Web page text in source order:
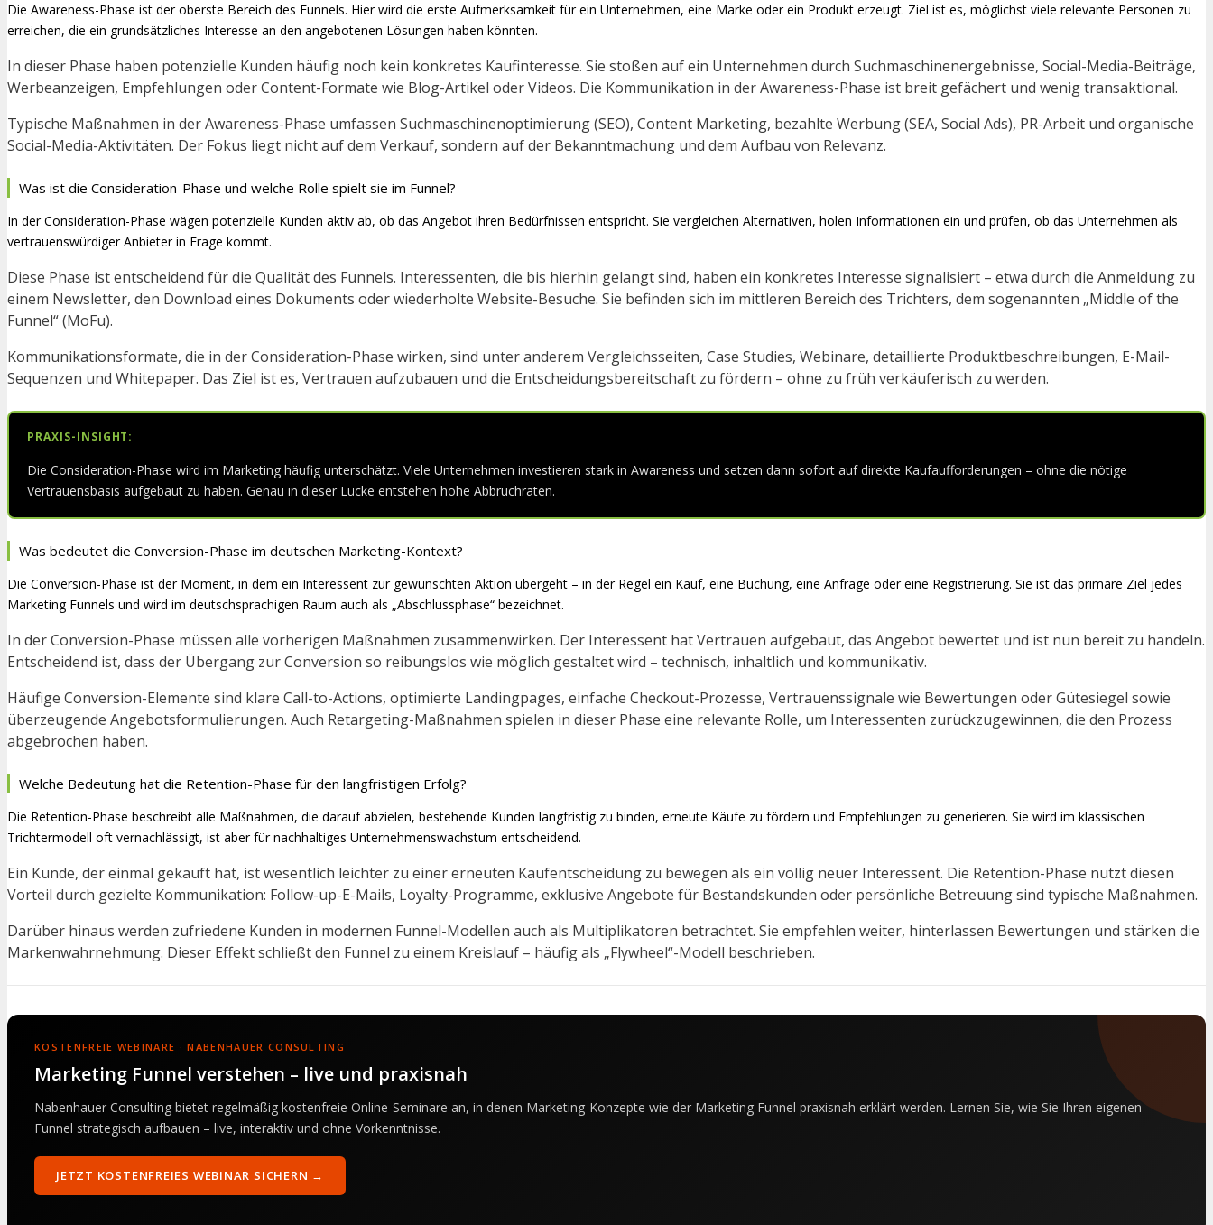
Die Awareness-Phase ist der oberste Bereich des Funnels. Hier wird die erste Aufmerksamkeit für ein Unternehmen, eine Marke oder ein Produkt erzeugt. Ziel ist es, möglichst viele relevante Personen zu
erreichen, die ein grundsätzliches Interesse an den angebotenen Lösungen haben könnten.
In dieser Phase haben potenzielle Kunden häufig noch kein konkretes Kaufinteresse. Sie stoßen auf ein Unternehmen durch Suchmaschinenergebnisse, Social-Media-Beiträge,
Werbeanzeigen, Empfehlungen oder Content-Formate wie Blog-Artikel oder Videos. Die Kommunikation in der Awareness-Phase ist breit gefächert und wenig transaktional.
Typische Maßnahmen in der Awareness-Phase umfassen Suchmaschinenoptimierung (SEO), Content Marketing, bezahlte Werbung (SEA, Social Ads), PR-Arbeit und organische
Social-Media-Aktivitäten. Der Fokus liegt nicht auf dem Verkauf, sondern auf der Bekanntmachung und dem Aufbau von Relevanz.
Was ist die Consideration-Phase und welche Rolle spielt sie im Funnel?
In der Consideration-Phase wägen potenzielle Kunden aktiv ab, ob das Angebot ihren Bedürfnissen entspricht. Sie vergleichen Alternativen, holen Informationen ein und prüfen, ob das Unternehmen als
vertrauenswürdiger Anbieter in Frage kommt.
Diese Phase ist entscheidend für die Qualität des Funnels. Interessenten, die bis hierhin gelangt sind, haben ein konkretes Interesse signalisiert – etwa durch die Anmeldung zu
einem Newsletter, den Download eines Dokuments oder wiederholte Website-Besuche. Sie befinden sich im mittleren Bereich des Trichters, dem sogenannten „Middle of the
Funnel“ (MoFu).
Kommunikationsformate, die in der Consideration-Phase wirken, sind unter anderem Vergleichsseiten, Case Studies, Webinare, detaillierte Produktbeschreibungen, E-Mail-
Sequenzen und Whitepaper. Das Ziel ist es, Vertrauen aufzubauen und die Entscheidungsbereitschaft zu fördern – ohne zu früh verkäuferisch zu werden.
PRAXIS-INSIGHT:
Die Consideration-Phase wird im Marketing häufig unterschätzt. Viele Unternehmen investieren stark in Awareness und setzen dann sofort auf direkte Kaufaufforderungen – ohne die nötige
Vertrauensbasis aufgebaut zu haben. Genau in dieser Lücke entstehen hohe Abbruchraten.
Was bedeutet die Conversion-Phase im deutschen Marketing-Kontext?
Die Conversion-Phase ist der Moment, in dem ein Interessent zur gewünschten Aktion übergeht – in der Regel ein Kauf, eine Buchung, eine Anfrage oder eine Registrierung. Sie ist das primäre Ziel jedes
Marketing Funnels und wird im deutschsprachigen Raum auch als „Abschlussphase“ bezeichnet.
In der Conversion-Phase müssen alle vorherigen Maßnahmen zusammenwirken. Der Interessent hat Vertrauen aufgebaut, das Angebot bewertet und ist nun bereit zu handeln.
Entscheidend ist, dass der Übergang zur Conversion so reibungslos wie möglich gestaltet wird – technisch, inhaltlich und kommunikativ.
Häufige Conversion-Elemente sind klare Call-to-Actions, optimierte Landingpages, einfache Checkout-Prozesse, Vertrauenssignale wie Bewertungen oder Gütesiegel sowie
überzeugende Angebotsformulierungen. Auch Retargeting-Maßnahmen spielen in dieser Phase eine relevante Rolle, um Interessenten zurückzugewinnen, die den Prozess
abgebrochen haben.
Welche Bedeutung hat die Retention-Phase für den langfristigen Erfolg?
Die Retention-Phase beschreibt alle Maßnahmen, die darauf abzielen, bestehende Kunden langfristig zu binden, erneute Käufe zu fördern und Empfehlungen zu generieren. Sie wird im klassischen
Trichtermodell oft vernachlässigt, ist aber für nachhaltiges Unternehmenswachstum entscheidend.
Ein Kunde, der einmal gekauft hat, ist wesentlich leichter zu einer erneuten Kaufentscheidung zu bewegen als ein völlig neuer Interessent. Die Retention-Phase nutzt diesen
Vorteil durch gezielte Kommunikation: Follow-up-E-Mails, Loyalty-Programme, exklusive Angebote für Bestandskunden oder persönliche Betreuung sind typische Maßnahmen.
Darüber hinaus werden zufriedene Kunden in modernen Funnel-Modellen auch als Multiplikatoren betrachtet. Sie empfehlen weiter, hinterlassen Bewertungen und stärken die
Markenwahrnehmung. Dieser Effekt schließt den Funnel zu einem Kreislauf – häufig als „Flywheel“-Modell beschrieben.
KOSTENFREIE WEBINARE · NABENHAUER CONSULTING
Marketing Funnel verstehen – live und praxisnah
Nabenhauer Consulting bietet regelmäßig kostenfreie Online-Seminare an, in denen Marketing-Konzepte wie der Marketing Funnel praxisnah erklärt werden. Lernen Sie, wie Sie Ihren eigenen
Funnel strategisch aufbauen – live, interaktiv und ohne Vorkenntnisse.
JETZT KOSTENFREIES WEBINAR SICHERN →